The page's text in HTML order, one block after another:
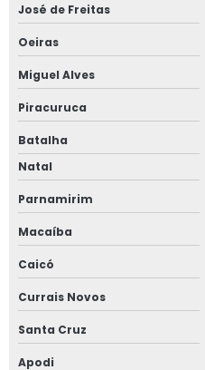
José de Freitas
Oeiras
Miguel Alves
Piracuruca
Batalha
Natal
Parnamirim
Macaíba
Caicó
Currais Novos
Santa Cruz
Apodi